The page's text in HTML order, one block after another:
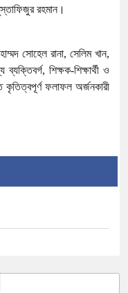
রহমান।
সোহেল রানা, সেলিম খান,
শিক্ষক-শিক্ষার্থী ও
কৃতিত্বপূর্ণ ফলাফল অর্জনকারী